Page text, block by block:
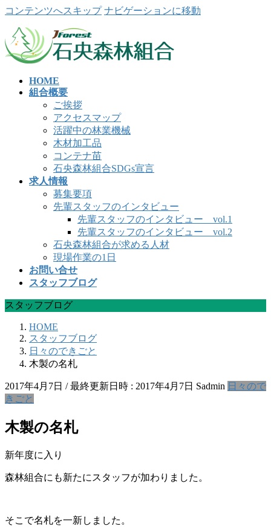
コンテンツへスキップ ナビゲーションに移動
HOME
組合概要
ご挨拶
アクセスマップ
活躍中の林業機械
木材加工品
コンテナ苗
石央森林組合SDGs宣言
求人情報
募集要項
先輩スタッフのインタビュー
先輩スタッフのインタビュー vol.1
先輩スタッフのインタビュー vol.2
石央森林組合が求める人材
現場作業の1日
お問い合せ
スタッフブログ
スタッフブログ
HOME
スタッフブログ
日々のできごと
木製の名札
2017年4月7日 / 最終更新日時 : 2017年4月7日 Sadmin 日々ので
きごと
木製の名札
新年度に入り
森林組合にも新たにスタッフが加わりました。
そこで名札を一新しました。